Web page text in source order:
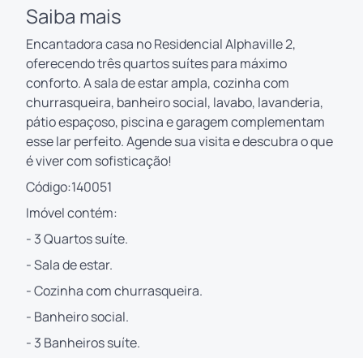
Saiba mais
Encantadora casa no Residencial Alphaville 2,
oferecendo três quartos suítes para máximo
conforto. A sala de estar ampla, cozinha com
churrasqueira, banheiro social, lavabo, lavanderia,
pátio espaçoso, piscina e garagem complementam
esse lar perfeito. Agende sua visita e descubra o que
é viver com sofisticação!
Código:140051
Imóvel contém:
- 3 Quartos suíte.
- Sala de estar.
- Cozinha com churrasqueira.
- Banheiro social.
- 3 Banheiros suíte.